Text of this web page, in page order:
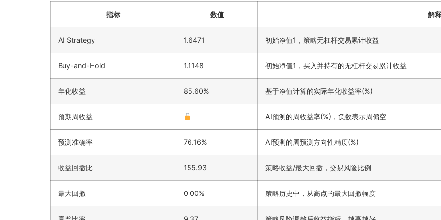
指标 数值 解释
AI Strategy 1.6471 初始净值1，策略无杠杆交易累计收益
Buy-and-Hold 1.1148 初始净值1，买入并持有的无杠杆交易累计收益
年化收益 85.60% 基于净值计算的实际年化收益率(%)
预期周收益 AI预测的周收益率(%)，负数表示周偏空
预测准确率 76.16% AI预测的周预测方向性精度(%)
收益回撤比 155.93 策略收益/最大回撤，交易风险比例
最大回撤 0.00% 策略历史中，从高点的最大回撤幅度